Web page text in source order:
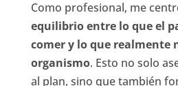
Como profesional, me
equilibrio entre lo que el
comer y lo que realmente
organismo. Esto no solo
al plan, sino que también